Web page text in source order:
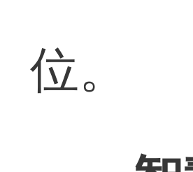
位。